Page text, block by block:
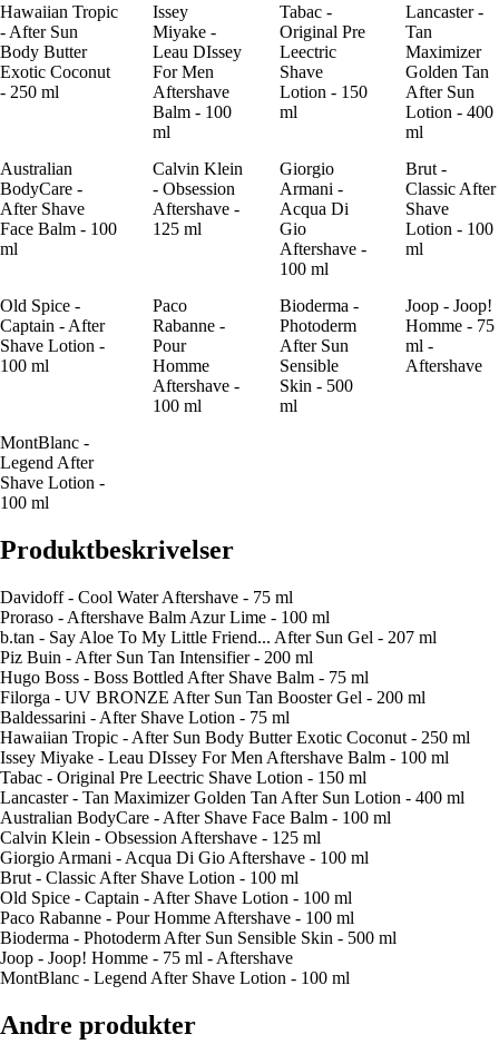
Hawaiian Tropic
- After Sun
Body Butter
Exotic Coconut
- 250 ml
Issey
Miyake -
Leau DIssey
For Men
Aftershave
Balm - 100
ml
Tabac -
Original Pre
Leectric
Shave
Lotion - 150
ml
Lancaster -
Tan
Maximizer
Golden Tan
After Sun
Lotion - 400
ml
Australian
BodyCare -
After Shave
Face Balm - 100
ml
Calvin Klein
- Obsession
Aftershave -
125 ml
Giorgio
Armani -
Acqua Di
Gio
Aftershave -
100 ml
Brut -
Classic After
Shave
Lotion - 100
ml
Old Spice -
Captain - After
Shave Lotion -
100 ml
Paco
Rabanne -
Pour
Homme
Aftershave -
100 ml
Bioderma -
Photoderm
After Sun
Sensible
Skin - 500
ml
Joop - Joop!
Homme - 75
ml -
Aftershave
MontBlanc -
Legend After
Shave Lotion -
100 ml
Produktbeskrivelser
Davidoff - Cool Water Aftershave - 75 ml
Proraso - Aftershave Balm Azur Lime - 100 ml
b.tan - Say Aloe To My Little Friend... After Sun Gel - 207 ml
Piz Buin - After Sun Tan Intensifier - 200 ml
Hugo Boss - Boss Bottled After Shave Balm - 75 ml
Filorga - UV BRONZE After Sun Tan Booster Gel - 200 ml
Baldessarini - After Shave Lotion - 75 ml
Hawaiian Tropic - After Sun Body Butter Exotic Coconut - 250 ml
Issey Miyake - Leau DIssey For Men Aftershave Balm - 100 ml
Tabac - Original Pre Leectric Shave Lotion - 150 ml
Lancaster - Tan Maximizer Golden Tan After Sun Lotion - 400 ml
Australian BodyCare - After Shave Face Balm - 100 ml
Calvin Klein - Obsession Aftershave - 125 ml
Giorgio Armani - Acqua Di Gio Aftershave - 100 ml
Brut - Classic After Shave Lotion - 100 ml
Old Spice - Captain - After Shave Lotion - 100 ml
Paco Rabanne - Pour Homme Aftershave - 100 ml
Bioderma - Photoderm After Sun Sensible Skin - 500 ml
Joop - Joop! Homme - 75 ml - Aftershave
MontBlanc - Legend After Shave Lotion - 100 ml
Andre produkter